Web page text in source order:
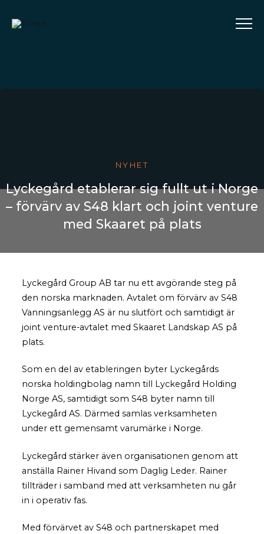
NYHET
Lyckegård etablerar sig fullt ut i Norge
– förvärv av S48 klart och joint venture
med Skaaret på plats
Lyckegård Group AB tar nu ett avgörande steg på
den norska marknaden. Avtalet om förvärv av S48
Vanningsanlegg AS är nu slutfört och samtidigt är
joint venture-avtalet med Skaaret Landskap AS på
plats.
Som en del av etableringen byter Lyckegårds
norska holdingbolag namn till Lyckegård Holding
Norge AS, samtidigt som S48 byter namn till
Lyckegård AS. Därmed samlas verksamheten
under ett gemensamt varumärke i Norge.
Lyckegård stärker även organisationen genom att
anställa Rainer Hivand som Daglig Leder. Rainer
tillträder i samband med att verksamheten nu går
in i operativ fas.
Med förvärvet av S48 och partnerskapet med